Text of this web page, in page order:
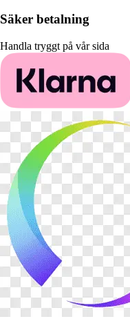
Säker betalning
Handla tryggt på vår sida